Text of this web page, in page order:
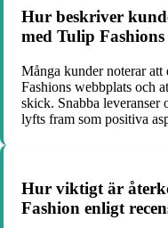
Hur beskriver
med Tulip
Många kunder noterar
Fashions webbplats och
skick. Snabba leveranser
lyfts fram som positiva
Hur viktigt är
Fashion enligt